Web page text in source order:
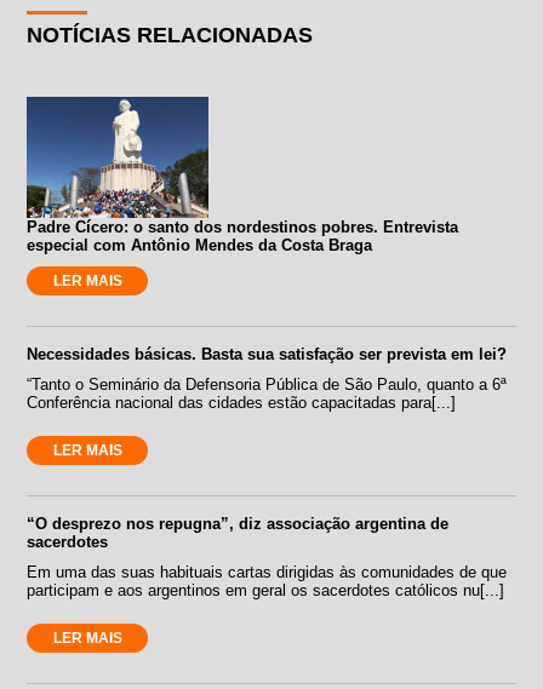
NOTÍCIAS RELACIONADAS
Padre Cícero: o santo dos nordestinos pobres. Entrevista
especial com Antônio Mendes da Costa Braga
LER MAIS
Necessidades básicas. Basta sua satisfação ser prevista em lei?
“Tanto o Seminário da Defensoria Pública de São Paulo, quanto a 6ª
Conferência nacional das cidades estão capacitadas para[...]
LER MAIS
“O desprezo nos repugna”, diz associação argentina de
sacerdotes
Em uma das suas habituais cartas dirigidas às comunidades de que
participam e aos argentinos em geral os sacerdotes católicos nu[...]
LER MAIS